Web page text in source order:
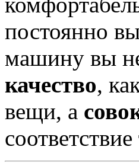
постоянно
машину вы не
качество,
вещи, а